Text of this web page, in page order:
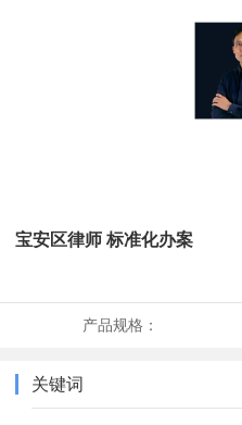
宝安区律师 标准化办案
产品规格：
关键词